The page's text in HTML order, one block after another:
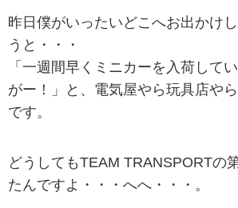
昨日僕がいったいどこへお出かけ
うと・・・
「一週間早くミニカーを入荷して
がー！」と、電気屋やら玩具店や
です。
どうしてもTEAM TRANSPORTの
たんですよ・・・へへ・・・。